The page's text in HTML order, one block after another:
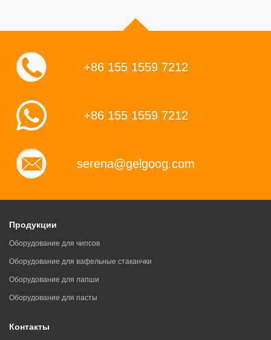
+86 155 1559 7212
+86 155 1559 7212
serena@gelgoog.com
Продукции
Оборудование для чипсов
Оборудование для вафельные стаканчки
Оборудование для лапши
Оборудование для пасты
Контакты